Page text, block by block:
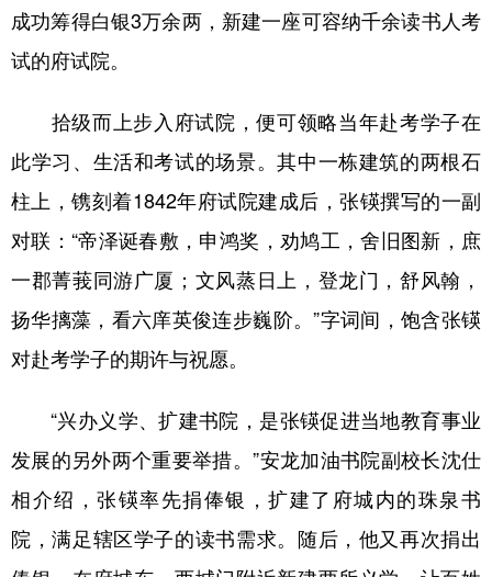
成功筹得白银3万余两，新建一座可容纳千余读书人考
试的府试院。
拾级而上步入府试院，便可领略当年赴考学子在
此学习、生活和考试的场景。其中一栋建筑的两根石
柱上，镌刻着1842年府试院建成后，张锳撰写的一副
对联：“帝泽诞春敷，申鸿奖，劝鸠工，舍旧图新，庶
一郡菁莪同游广厦；文风蒸日上，登龙门，舒风翰，
扬华摛藻，看六庠英俊连步巍阶。”字词间，饱含张锳
对赴考学子的期许与祝愿。
“兴办义学、扩建书院，是张锳促进当地教育事业
发展的另外两个重要举措。”安龙加油书院副校长沈仕
相介绍，张锳率先捐俸银，扩建了府城内的珠泉书
院，满足辖区学子的读书需求。随后，他又再次捐出